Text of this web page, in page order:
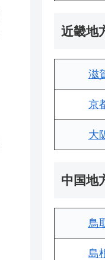
近畿地
滋
京
大
中国地
鳥
島